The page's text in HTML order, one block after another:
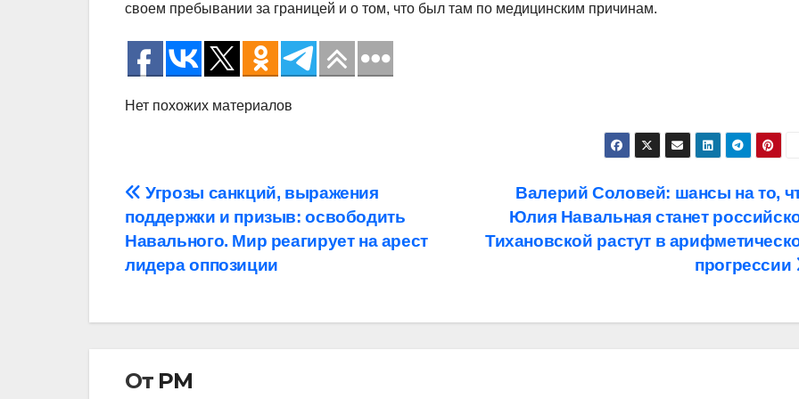
своем пребывании за границей и о том, что был там по медицинским причинам.
Нет похожих материалов
Навигация
по
записям
Валерий Соловей: шансы на то,
Юлия Навальная станет
Тихановской растут в
прогрессии
Угрозы санкций, выражения
поддержки и призыв: освободить
Навального. Мир реагирует на арест
лидера оппозиции
От РМ